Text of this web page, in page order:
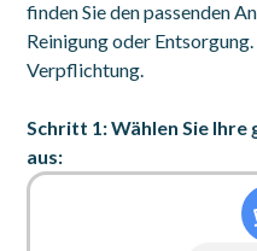
finden Sie den passenden
Reinigung oder
Verpflichtung.
Schritt 1: Wählen Sie
aus: